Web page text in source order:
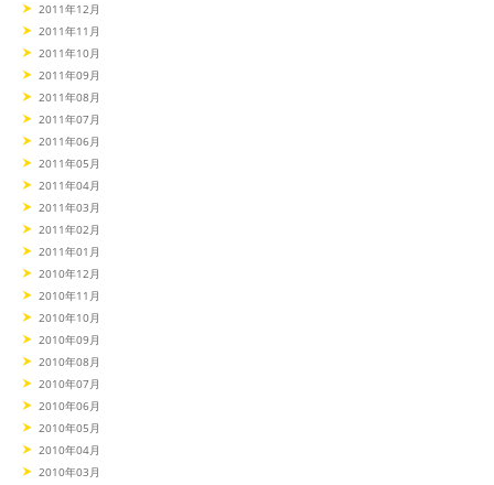
2011年12月
2011年11月
2011年10月
2011年09月
2011年08月
2011年07月
2011年06月
2011年05月
2011年04月
2011年03月
2011年02月
2011年01月
2010年12月
2010年11月
2010年10月
2010年09月
2010年08月
2010年07月
2010年06月
2010年05月
2010年04月
2010年03月